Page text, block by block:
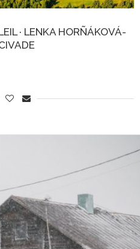
· LENKA HORÑÁKOVÁ-